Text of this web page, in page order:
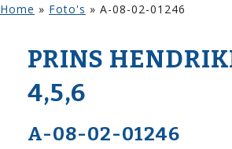
Home » Foto's » A-08-02-01246
PRINS
4,5,6
A-08-02-01246